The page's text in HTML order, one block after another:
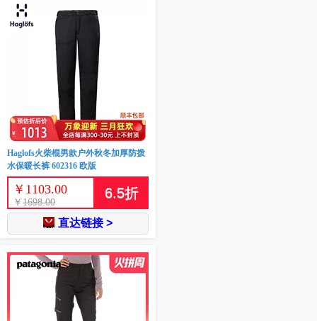
Haglofs火柴棍男款户外秋冬加厚防拨
水保暖长裤 602316 欧版
￥ 1103.00
￥ 1698.00
6.5折
直达链接 >